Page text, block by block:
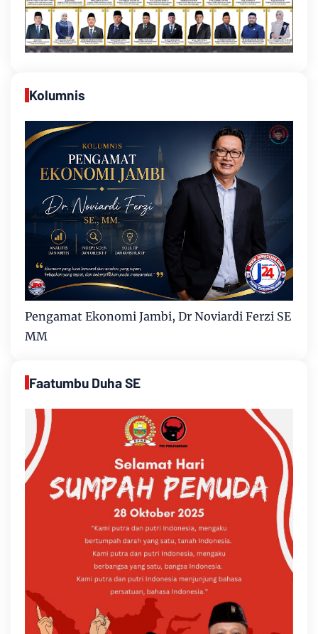
Kolumnis
Pengamat Ekonomi Jambi, Dr Noviardi Ferzi SE
MM
Faatumbu Duha SE